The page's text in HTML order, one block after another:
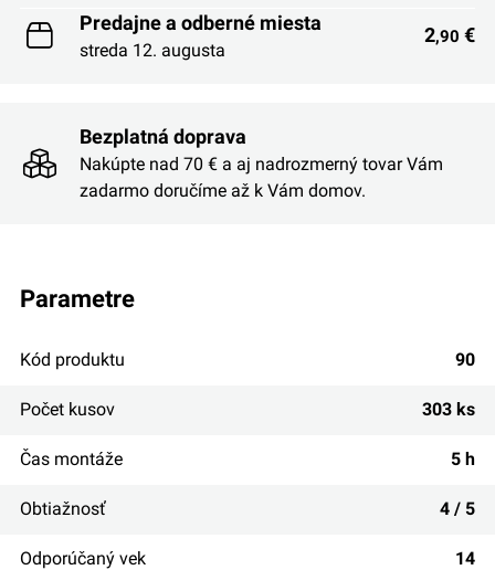
Predajne a odberné miesta
streda 12. augusta
2,90 €
Bezplatná doprava
Nakúpte nad 70 € a aj nadrozmerný tovar Vám
zadarmo doručíme až k Vám domov.
parametre
Kód produktu 90
Počet kusov 303 ks
Čas montáže 5 h
Obtiažnosť 4 / 5
Odporúčaný vek 14